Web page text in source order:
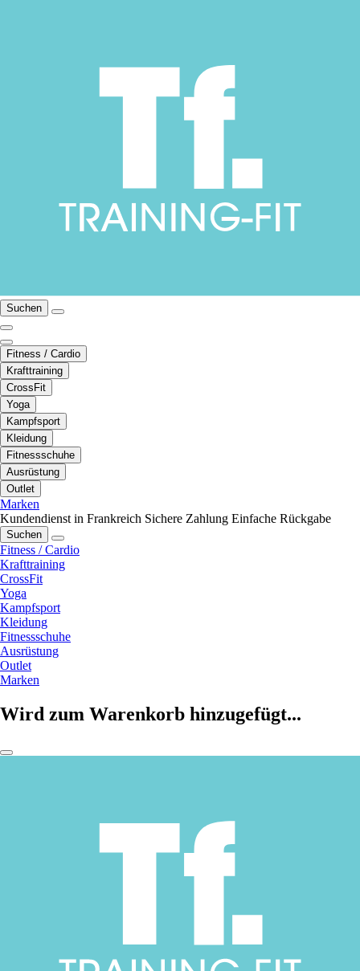
Suchen
Fitness / Cardio
Krafttraining
CrossFit
Yoga
Kampfsport
Kleidung
Fitnessschuhe
Ausrüstung
Outlet
Marken
Kundendienst in Frankreich Sichere Zahlung Einfache Rückgabe
Suchen
Fitness / Cardio
Krafttraining
CrossFit
Yoga
Kampfsport
Kleidung
Fitnessschuhe
Ausrüstung
Outlet
Marken
Wird zum Warenkorb hinzugefügt...